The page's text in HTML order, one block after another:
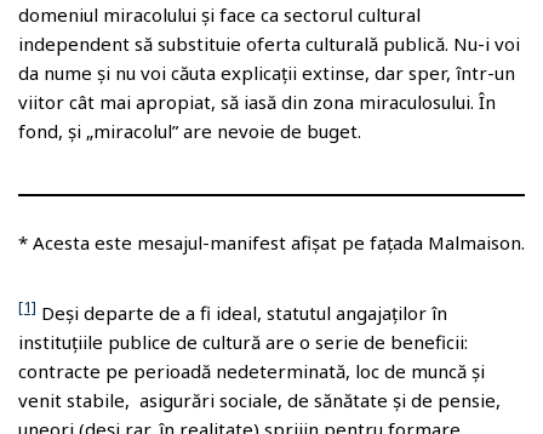
domeniul miracolului și face ca sectorul cultural
independent să substituie oferta culturală publică. Nu-i voi
da nume și nu voi căuta explicații extinse, dar sper, într-un
viitor cât mai apropiat, să iasă din zona miraculosului. În
fond, și „miracolul” are nevoie de buget.
* Acesta este mesajul-manifest afișat pe fațada Malmaison.
[1] Deși departe de a fi ideal, statutul angajaților în
instituțiile publice de cultură are o serie de beneficii:
contracte pe perioadă nedeterminată, loc de muncă și
venit stabile, asigurări sociale, de sănătate și de pensie,